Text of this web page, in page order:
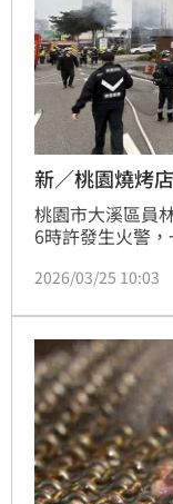
新／桃園燒烤
桃園市大溪區員
6時許發生火警
迅速蔓延，導致
屍的男性死者，
2026/03/25 10:03